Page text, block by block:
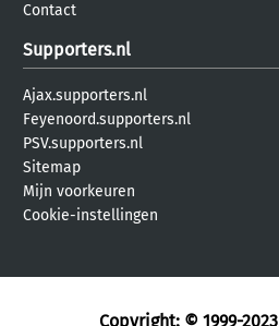
Contact
Supporters.nl
Ajax.supporters.nl
Feyenoord.supporters.nl
PSV.supporters.nl
Sitemap
Mijn voorkeuren
Cookie-instellingen
Copyright: © 1999-2023